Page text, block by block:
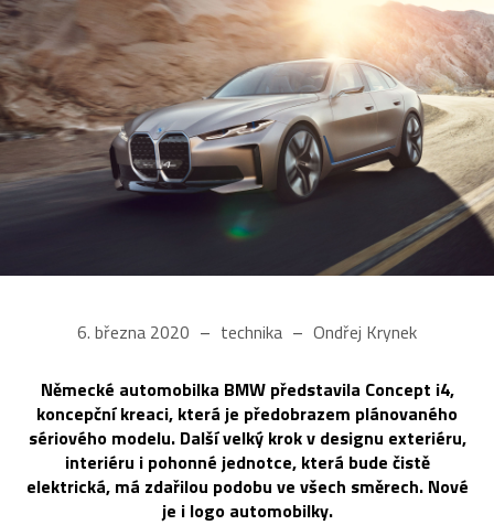
6. března 2020 technika Ondřej Krynek
Německé automobilka BMW představila Concept i4,
koncepční kreaci, která je předobrazem plánovaného
sériového modelu. Další velký krok v designu exteriéru,
interiéru i pohonné jednotce, která bude čistě
elektrická, má zdařilou podobu ve všech směrech. Nové
je i logo automobilky.